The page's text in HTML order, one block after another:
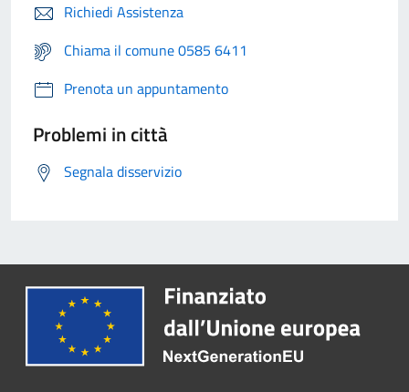
Richiedi Assistenza
Chiama il comune 0585 6411
Prenota un appuntamento
Problemi in città
Segnala disservizio